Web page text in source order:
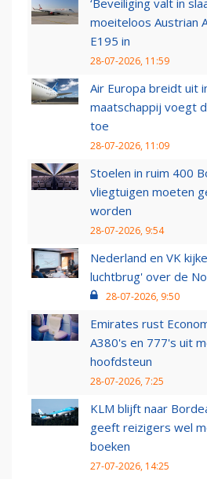
‘Beveiliging valt in
moeiteloos Austrian
E195 in
28-07-2026, 11:59
Air Europa breidt uit
maatschappij voegt
toe
28-07-2026, 11:09
Stoelen in ruim 400
vliegtuigen moeten
worden
28-07-2026, 9:54
Nederland en VK
luchtbrug' over de
28-07-2026, 9:50
Emirates rust
A380's en 777's uit
hoofdsteun
28-07-2026, 7:25
KLM blijft naar
geeft reizigers wel
boeken
27-07-2026, 14:25